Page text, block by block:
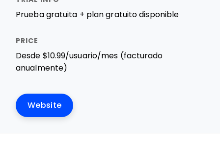
Prueba gratuita + plan gratuito disponible
Desde $10.99/usuario/mes (facturado
anualmente)
Website